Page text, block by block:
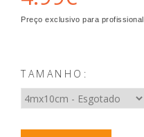
Preço exclusivo para profissional
TAMANHO: